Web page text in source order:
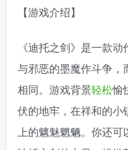
【游戏介绍】
《迪托之剑》是一款
与邪恶的墨魔作斗争，
相同。游戏背景轻松愉
伏的地牢，在祥和的小
上的魑魅魍魉。你还